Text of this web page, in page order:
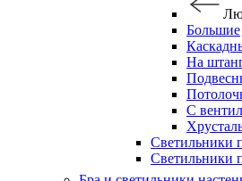
Большие
На
С
Светильники
Светильники